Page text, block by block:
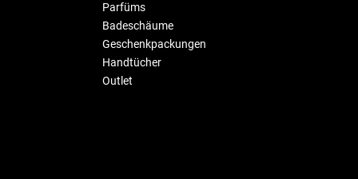
Parfüms
Badeschäume
Geschenkpackungen
Handtücher
Outlet